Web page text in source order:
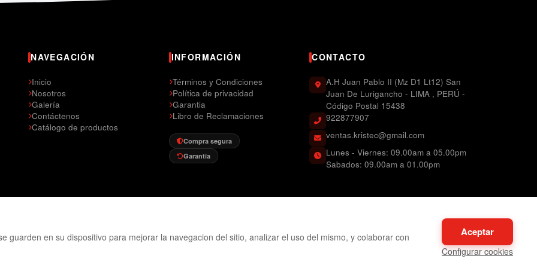
guarden en su dispositivo para mejorar la navegacion del sitio, analizar el uso del mismo, y colaborar con
Aceptar
Configurar cookies
NAVEGACIÓN
Inicio
Nosotros
Galería
Contáctenos
Catálogo de productos
INFORMACIÓN
Términos y Condiciones
Política de privacidad
Garantia
Libro de Reclamaciones
Compra segura
Garantía
CONTACTO
A.H Juan Pablo II (Mz D1 Lt12) San
Juan De Lurigancho - LIMA , PERÚ -
Código Postal 15438
922877907
ventas.kristec@gmail.com
Lunes - Viernes: 09.00am a 05.00pm
Sabados: 09.00am a 01.00pm
Yape